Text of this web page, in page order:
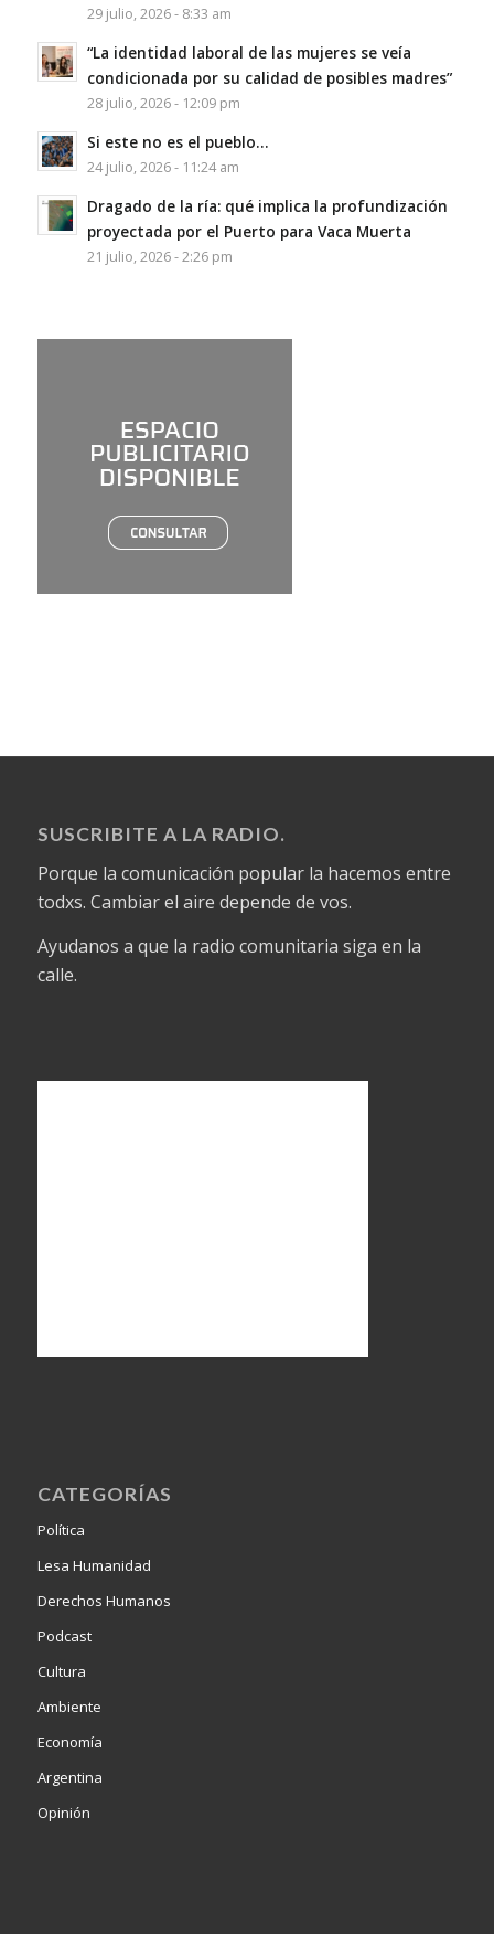
29 julio, 2026 - 8:33 am
“La identidad laboral de las mujeres se veía
condicionada por su calidad de posibles madres”
28 julio, 2026 - 12:09 pm
Si este no es el pueblo…
24 julio, 2026 - 11:24 am
Dragado de la ría: qué implica la profundización
proyectada por el Puerto para Vaca Muerta
21 julio, 2026 - 2:26 pm
SUSCRIBITE A LA RADIO.
Porque la comunicación popular la hacemos entre
todxs. Cambiar el aire depende de vos.
Ayudanos a que la radio comunitaria siga en la
calle.
CATEGORÍAS
Política
Lesa Humanidad
Derechos Humanos
Podcast
Cultura
Ambiente
Economía
Argentina
Opinión